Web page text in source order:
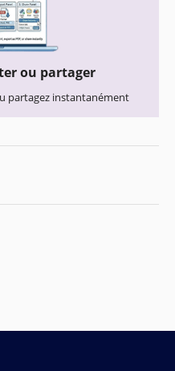
ou partager
partagez instantanément